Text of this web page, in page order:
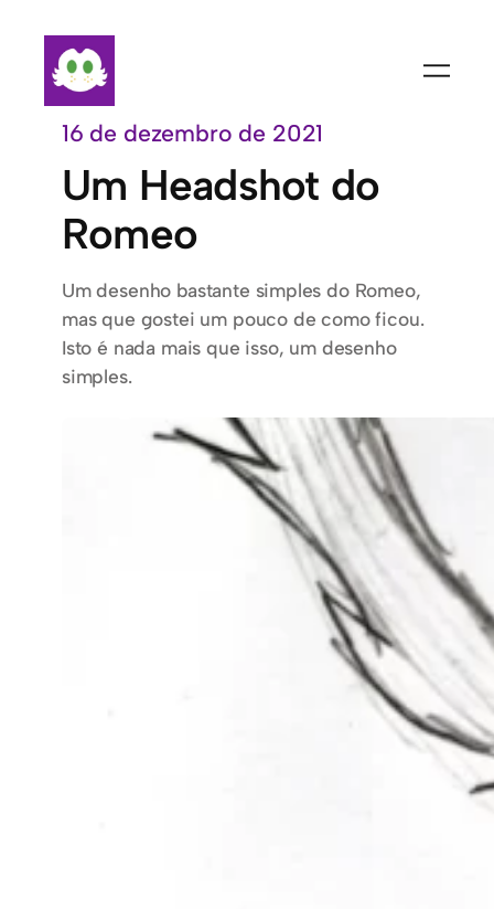
conteúdo
16 de dezembro de 2021
Um Headshot do
Romeo
Um desenho bastante simples do Romeo,
mas que gostei um pouco de como ficou.
Isto é nada mais que isso, um desenho
simples.